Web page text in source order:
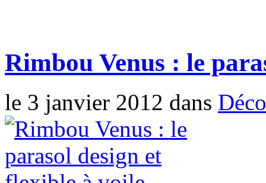
Rimbou Venus : le
le 3 janvier 2012 dans Déco